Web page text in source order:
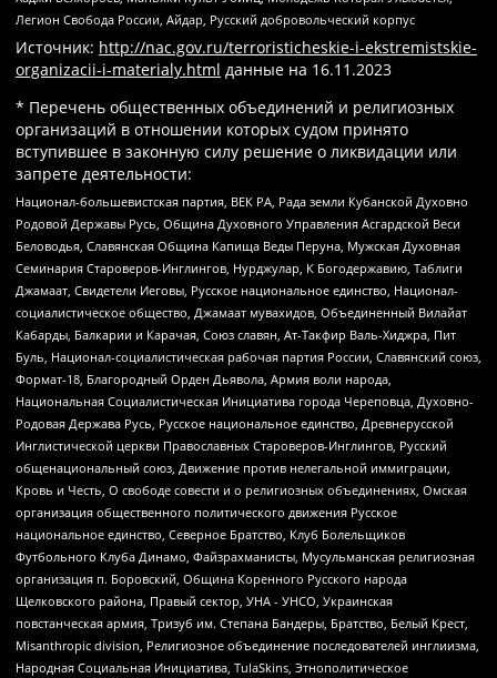
Легион Свобода России, Айдар, Русский добровольческий корпус
Источник: http://nac.gov.ru/terroristicheskie-i-ekstremistskie-
organizacii-i-materialy.html данные на 16.11.2023
* Перечень общественных объединений и религиозных
организаций в отношении которых судом принято
вступившее в законную силу решение о ликвидации или
запрете деятельности:
Национал-большевистская партия, ВЕК РА, Рада земли Кубанской Духовно
Родовой Державы Русь, Община Духовного Управления Асгардской Веси
Беловодья, Славянская Община Капища Веды Перуна, Мужская Духовная
Семинария Староверов-Инглингов, Нурджулар, К Богодержавию, Таблиги
Джамаат, Свидетели Иеговы, Русское национальное единство, Национал-
социалистическое общество, Джамаат мувахидов, Объединенный Вилайат
Кабарды, Балкарии и Карачая, Союз славян, Ат-Такфир Валь-Хиджра, Пит
Буль, Национал-социалистическая рабочая партия России, Славянский союз,
Формат-18, Благородный Орден Дьявола, Армия воли народа,
Национальная Социалистическая Инициатива города Череповца, Духовно-
Родовая Держава Русь, Русское национальное единство, Древнерусской
Инглистической церкви Православных Староверов-Инглингов, Русский
общенациональный союз, Движение против нелегальной иммиграции,
Кровь и Честь, О свободе совести и о религиозных объединениях, Омская
организация общественного политического движения Русское
национальное единство, Северное Братство, Клуб Болельщиков
Футбольного Клуба Динамо, Файзрахманисты, Мусульманская религиозная
организация п. Боровский, Община Коренного Русского народа
Щелковского района, Правый сектор, УНА - УНСО, Украинская
повстанческая армия, Тризуб им. Степана Бандеры, Братство, Белый Крест,
Misanthropic division, Религиозное объединение последователей инглиизма,
Народная Социальная Инициатива, TulaSkins, Этнополитическое